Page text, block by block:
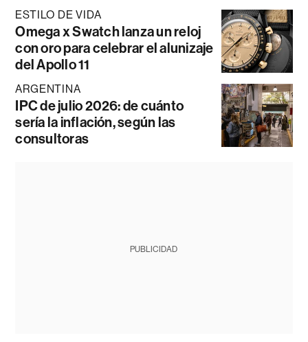
ESTILO DE VIDA
Omega x Swatch lanza un reloj
con oro para celebrar el alunizaje
del Apollo 11
ARGENTINA
IPC de julio 2026: de cuánto
sería la inflación, según las
consultoras
PUBLICIDAD